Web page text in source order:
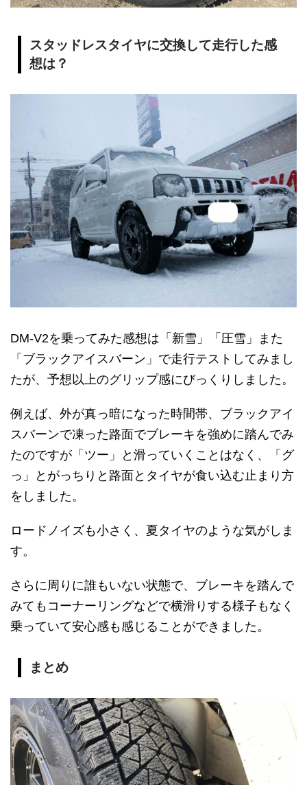
スタッドレスタイヤに交換して走行した感
想は？
DM-V2を乗ってみた感想は「新雪」「圧雪」また
「ブラックアイスバーン」で走行テストしてみまし
たが、予想以上のグリップ感にびっくりしました。
例えば、外が真っ暗になった時間帯、ブラックアイ
スバーンで凍った路面でブレーキを強めに踏んでみ
たのですが「ツー」と滑っていくことはなく、「グ
っ」とがっちりと路面とタイヤが食い込む止まり方
をしました。
ロードノイズも小さく、夏タイヤのような気がしま
す。
さらに周りに誰もいない状態で、ブレーキを踏んで
みてもコーナーリングなどで横滑りする様子もなく
乗っていて安心感も感じることができました。
まとめ